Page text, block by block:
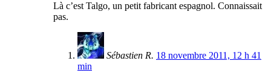
Là c’est Talgo, un petit fabricant espagnol. Connaissait
pas.
Sébastien R. 18 novembre 2011, 12 h 41
min